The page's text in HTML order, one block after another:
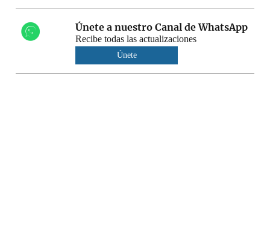
Únete a nuestro Canal de WhatsApp
Recibe todas las actualizaciones
Únete